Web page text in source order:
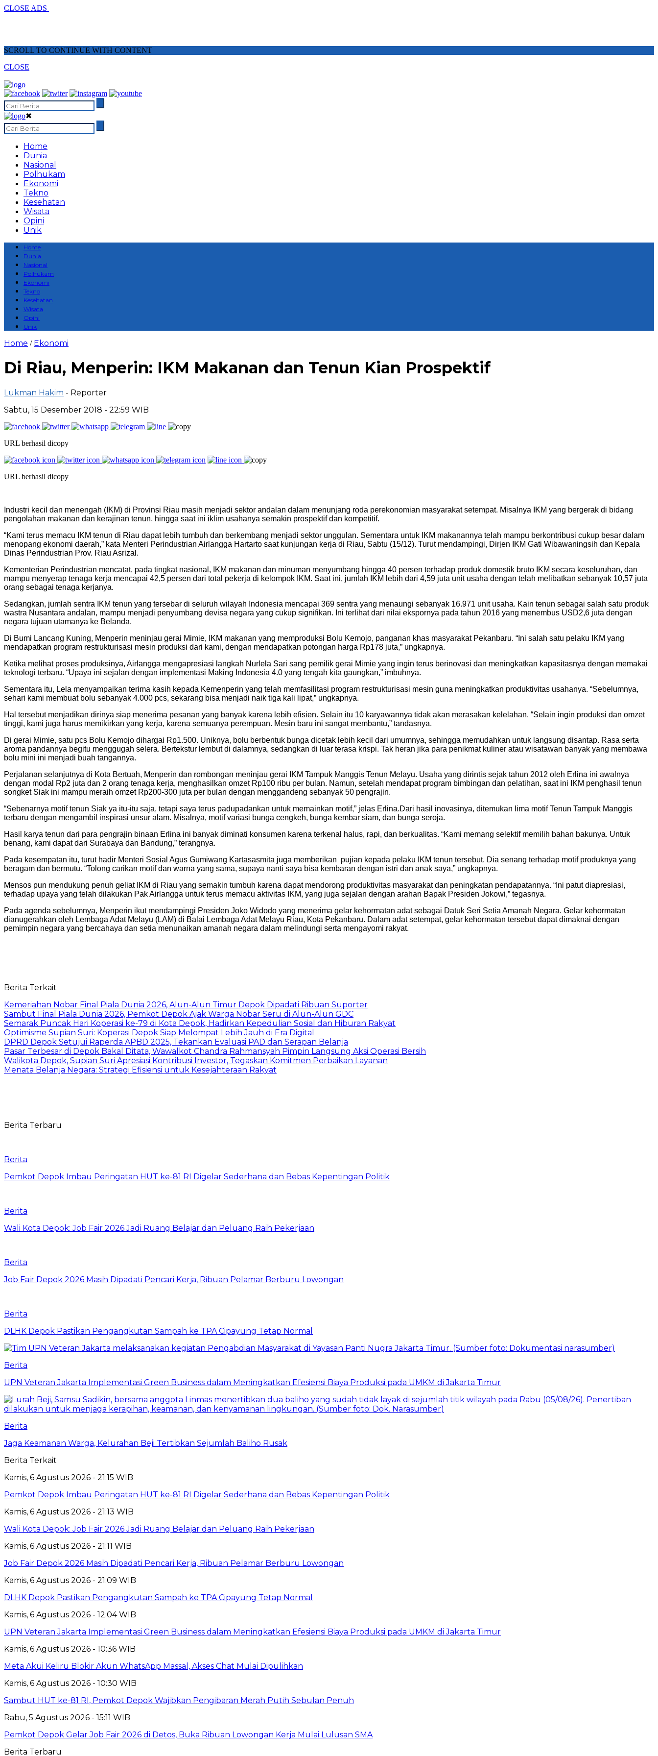
CLOSE ADS
SCROLL TO CONTINUE WITH CONTENT
CLOSE
✖
Home
Dunia
Nasional
Polhukam
Ekonomi
Tekno
Kesehatan
Wisata
Opini
Unik
Home
Dunia
Nasional
Polhukam
Ekonomi
Tekno
Kesehatan
Wisata
Opini
Unik
Home / Ekonomi
Di Riau, Menperin: IKM Makanan dan Tenun Kian Prospektif
Lukman Hakim - Reporter
Sabtu, 15 Desember 2018 - 22:59 WIB
URL berhasil dicopy
URL berhasil dicopy
Industri kecil dan menengah (IKM) di Provinsi Riau masih menjadi sektor andalan dalam menunjang roda perekonomian masyarakat setempat. Misalnya IKM yang bergerak di bidang
pengolahan makanan dan kerajinan tenun, hingga saat ini iklim usahanya semakin prospektif dan kompetitif.
“Kami terus memacu IKM tenun di Riau dapat lebih tumbuh dan berkembang menjadi sektor unggulan. Sementara untuk IKM makanannya telah mampu berkontribusi cukup besar dalam
menopang ekonomi daerah,” kata Menteri Perindustrian Airlangga Hartarto saat kunjungan kerja di Riau, Sabtu (15/12). Turut mendampingi, Dirjen IKM Gati Wibawaningsih dan Kepala
Dinas Perindustrian Prov. Riau Asrizal.
Kementerian Perindustrian mencatat, pada tingkat nasional, IKM makanan dan minuman menyumbang hingga 40 persen terhadap produk domestik bruto IKM secara keseluruhan, dan
mampu menyerap tenaga kerja mencapai 42,5 persen dari total pekerja di kelompok IKM. Saat ini, jumlah IKM lebih dari 4,59 juta unit usaha dengan telah melibatkan sebanyak 10,57 juta
orang sebagai tenaga kerjanya.
Sedangkan, jumlah sentra IKM tenun yang tersebar di seluruh wilayah Indonesia mencapai 369 sentra yang menaungi sebanyak 16.971 unit usaha. Kain tenun sebagai salah satu produk
wastra Nusantara andalan, mampu menjadi penyumbang devisa negara yang cukup signifikan. Ini terlihat dari nilai ekspornya pada tahun 2016 yang menembus USD2,6 juta dengan
negara tujuan utamanya ke Belanda.
Di Bumi Lancang Kuning, Menperin meninjau gerai Mimie, IKM makanan yang memproduksi Bolu Kemojo, panganan khas masyarakat Pekanbaru. “Ini salah satu pelaku IKM yang
mendapatkan program restrukturisasi mesin produksi dari kami, dengan mendapatkan potongan harga Rp178 juta,” ungkapnya.
Ketika melihat proses produksinya, Airlangga mengapresiasi langkah Nurlela Sari sang pemilik gerai Mimie yang ingin terus berinovasi dan meningkatkan kapasitasnya dengan memakai
teknologi terbaru. “Upaya ini sejalan dengan implementasi Making Indonesia 4.0 yang tengah kita gaungkan,” imbuhnya.
Sementara itu, Lela menyampaikan terima kasih kepada Kemenperin yang telah memfasilitasi program restrukturisasi mesin guna meningkatkan produktivitas usahanya. “Sebelumnya,
sehari kami membuat bolu sebanyak 4.000 pcs, sekarang bisa menjadi naik tiga kali lipat,” ungkapnya.
Hal tersebut menjadikan dirinya siap menerima pesanan yang banyak karena lebih efisien. Selain itu 10 karyawannya tidak akan merasakan kelelahan. “Selain ingin produksi dan omzet
tinggi, kami juga harus memikirkan yang kerja, karena semuanya perempuan. Mesin baru ini sangat membantu,” tandasnya.
Di gerai Mimie, satu pcs Bolu Kemojo dihargai Rp1.500. Uniknya, bolu berbentuk bunga dicetak lebih kecil dari umumnya, sehingga memudahkan untuk langsung disantap. Rasa serta
aroma pandannya begitu menggugah selera. Bertekstur lembut di dalamnya, sedangkan di luar terasa krispi. Tak heran jika para penikmat kuliner atau wisatawan banyak yang membawa
bolu mini ini menjadi buah tangannya.
Perjalanan selanjutnya di Kota Bertuah, Menperin dan rombongan meninjau gerai IKM Tampuk Manggis Tenun Melayu. Usaha yang dirintis sejak tahun 2012 oleh Erlina ini awalnya
dengan modal Rp2 juta dan 2 orang tenaga kerja, menghasilkan omzet Rp100 ribu per bulan. Namun, setelah mendapat program bimbingan dan pelatihan, saat ini IKM penghasil tenun
songket Siak ini mampu meraih omzet Rp200-300 juta per bulan dengan menggandeng sebanyak 50 pengrajin.
“Sebenarnya motif tenun Siak ya itu-itu saja, tetapi saya terus padupadankan untuk memainkan motif,” jelas Erlina.Dari hasil inovasinya, ditemukan lima motif Tenun Tampuk Manggis
terbaru dengan mengambil inspirasi unsur alam. Misalnya, motif variasi bunga cengkeh, bunga kembar siam, dan bunga seroja.
Hasil karya tenun dari para pengrajin binaan Erlina ini banyak diminati konsumen karena terkenal halus, rapi, dan berkualitas. “Kami memang selektif memilih bahan bakunya. Untuk
benang, kami dapat dari Surabaya dan Bandung,” terangnya.
Pada kesempatan itu, turut hadir Menteri Sosial Agus Gumiwang Kartasasmita juga memberikan pujian kepada pelaku IKM tenun tersebut. Dia senang terhadap motif produknya yang
beragam dan bermutu. “Tolong carikan motif dan warna yang sama, supaya nanti saya bisa kembaran dengan istri dan anak saya,” ungkapnya.
Mensos pun mendukung penuh geliat IKM di Riau yang semakin tumbuh karena dapat mendorong produktivitas masyarakat dan peningkatan pendapatannya. “Ini patut diapresiasi,
terhadap upaya yang telah dilakukan Pak Airlangga untuk terus memacu aktivitas IKM, yang juga sejalan dengan arahan Bapak Presiden Jokowi,” tegasnya.
Pada agenda sebelumnya, Menperin ikut mendampingi Presiden Joko Widodo yang menerima gelar kehormatan adat sebagai Datuk Seri Setia Amanah Negara. Gelar kehormatan
dianugerahkan oleh Lembaga Adat Melayu (LAM) di Balai Lembaga Adat Melayu Riau, Kota Pekanbaru. Dalam adat setempat, gelar kehormatan tersebut dapat dimaknai dengan
pemimpin negara yang bercahaya dan setia menunaikan amanah negara dalam melindungi serta mengayomi rakyat.
Berita Terkait
Kemeriahan Nobar Final Piala Dunia 2026, Alun-Alun Timur Depok Dipadati Ribuan Suporter
Sambut Final Piala Dunia 2026, Pemkot Depok Ajak Warga Nobar Seru di Alun-Alun GDC
Semarak Puncak Hari Koperasi ke-79 di Kota Depok, Hadirkan Kepedulian Sosial dan Hiburan Rakyat
Optimisme Supian Suri: Koperasi Depok Siap Melompat Lebih Jauh di Era Digital
DPRD Depok Setujui Raperda APBD 2025, Tekankan Evaluasi PAD dan Serapan Belanja
Pasar Terbesar di Depok Bakal Ditata, Wawalkot Chandra Rahmansyah Pimpin Langsung Aksi Operasi Bersih
Walikota Depok, Supian Suri Apresiasi Kontribusi Investor, Tegaskan Komitmen Perbaikan Layanan
Menata Belanja Negara: Strategi Efisiensi untuk Kesejahteraan Rakyat
Berita Terbaru
Berita
Pemkot Depok Imbau Peringatan HUT ke-81 RI Digelar Sederhana dan Bebas Kepentingan Politik
Berita
Wali Kota Depok: Job Fair 2026 Jadi Ruang Belajar dan Peluang Raih Pekerjaan
Berita
Job Fair Depok 2026 Masih Dipadati Pencari Kerja, Ribuan Pelamar Berburu Lowongan
Berita
DLHK Depok Pastikan Pengangkutan Sampah ke TPA Cipayung Tetap Normal
Berita
UPN Veteran Jakarta Implementasi Green Business dalam Meningkatkan Efesiensi Biaya Produksi pada UMKM di Jakarta Timur
Berita
Jaga Keamanan Warga, Kelurahan Beji Tertibkan Sejumlah Baliho Rusak
Berita Terkait
Kamis, 6 Agustus 2026 - 21:15 WIB
Pemkot Depok Imbau Peringatan HUT ke-81 RI Digelar Sederhana dan Bebas Kepentingan Politik
Kamis, 6 Agustus 2026 - 21:13 WIB
Wali Kota Depok: Job Fair 2026 Jadi Ruang Belajar dan Peluang Raih Pekerjaan
Kamis, 6 Agustus 2026 - 21:11 WIB
Job Fair Depok 2026 Masih Dipadati Pencari Kerja, Ribuan Pelamar Berburu Lowongan
Kamis, 6 Agustus 2026 - 21:09 WIB
DLHK Depok Pastikan Pengangkutan Sampah ke TPA Cipayung Tetap Normal
Kamis, 6 Agustus 2026 - 12:04 WIB
UPN Veteran Jakarta Implementasi Green Business dalam Meningkatkan Efesiensi Biaya Produksi pada UMKM di Jakarta Timur
Kamis, 6 Agustus 2026 - 10:36 WIB
Meta Akui Keliru Blokir Akun WhatsApp Massal, Akses Chat Mulai Dipulihkan
Kamis, 6 Agustus 2026 - 10:30 WIB
Sambut HUT ke-81 RI, Pemkot Depok Wajibkan Pengibaran Merah Putih Sebulan Penuh
Rabu, 5 Agustus 2026 - 15:11 WIB
Pemkot Depok Gelar Job Fair 2026 di Detos, Buka Ribuan Lowongan Kerja Mulai Lulusan SMA
Berita Terbaru